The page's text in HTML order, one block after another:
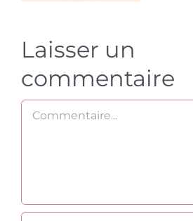
Laisser un
commentaire
Commentaire